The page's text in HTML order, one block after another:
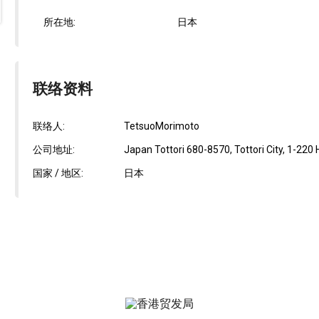
所在地: 日本
联络资料
联络人: TetsuoMorimoto
公司地址: Japan Tottori 680-8570, Tottori City, 1-220
国家 / 地区: 日本